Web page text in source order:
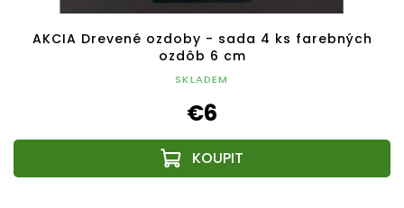
AKCIA Drevené ozdoby - sada 4 ks farebných
ozdôb 6 cm
SKLADEM
€6